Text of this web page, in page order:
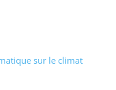
sur le climat